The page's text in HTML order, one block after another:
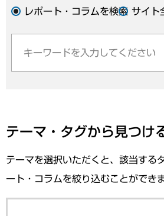
レポート・コラムを検索 サイト
テーマ・タグから見つけ
テーマを選択いただくと、該当する
ート・コラムを絞り込むことができま